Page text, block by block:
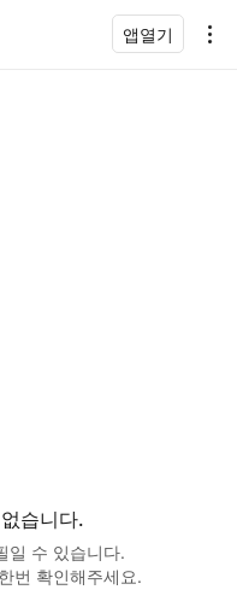
앱열기
습니다.
일 수 있습니다.
번 확인해주세요.